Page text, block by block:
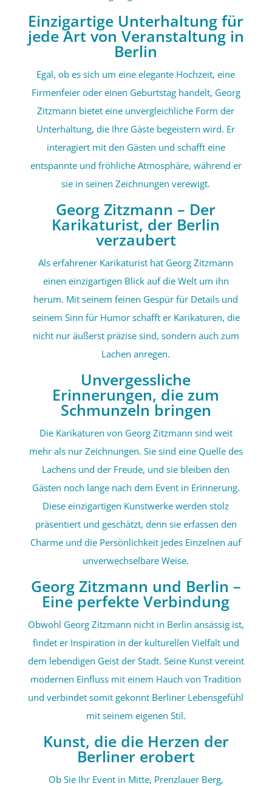
Einzigartige Unterhaltung für
jede Art von Veranstaltung in
Berlin
Egal, ob es sich um eine elegante Hochzeit, eine
Firmenfeier oder einen Geburtstag handelt, Georg
Zitzmann bietet eine unvergleichliche Form der
Unterhaltung, die Ihre Gäste begeistern wird. Er
interagiert mit den Gästen und schafft eine
entspannte und fröhliche Atmosphäre, während er
sie in seinen Zeichnungen verewigt.
Georg Zitzmann – Der
Karikaturist, der Berlin
verzaubert
Als erfahrener Karikaturist hat Georg Zitzmann
einen einzigartigen Blick auf die Welt um ihn
herum. Mit seinem feinen Gespür für Details und
seinem Sinn für Humor schafft er Karikaturen, die
nicht nur äußerst präzise sind, sondern auch zum
Lachen anregen.
Unvergessliche
Erinnerungen, die zum
Schmunzeln bringen
Die Karikaturen von Georg Zitzmann sind weit
mehr als nur Zeichnungen. Sie sind eine Quelle des
Lachens und der Freude, und sie bleiben den
Gästen noch lange nach dem Event in Erinnerung.
Diese einzigartigen Kunstwerke werden stolz
präsentiert und geschätzt, denn sie erfassen den
Charme und die Persönlichkeit jedes Einzelnen auf
unverwechselbare Weise.
Georg Zitzmann und Berlin –
Eine perfekte Verbindung
Obwohl Georg Zitzmann nicht in Berlin ansässig ist,
findet er Inspiration in der kulturellen Vielfalt und
dem lebendigen Geist der Stadt. Seine Kunst vereint
modernen Einfluss mit einem Hauch von Tradition
und verbindet somit gekonnt Berliner Lebensgefühl
mit seinem eigenen Stil.
Kunst, die die Herzen der
Berliner erobert
Ob Sie Ihr Event in Mitte, Prenzlauer Berg,